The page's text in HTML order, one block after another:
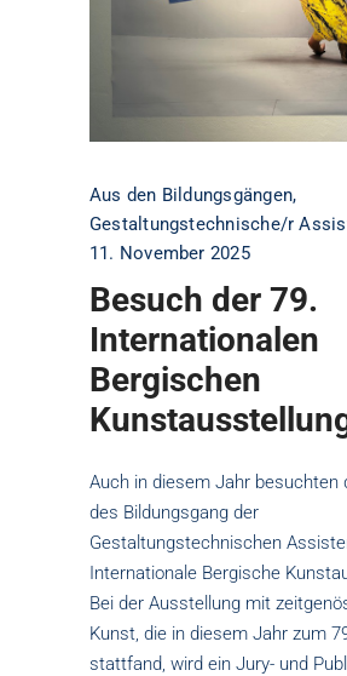
Aus den Bildungsgängen,
Gestaltungstechnische/r
11. November 2025
Besuch der 79.
Internationalen
Bergischen
Auch in diesem Jahr besuchten
des Bildungsgang der
Gestaltungstechnischen
Internationale Bergische
Bei der Ausstellung mit
Kunst, die in diesem Jahr zum
stattfand, wird ein Jury- und